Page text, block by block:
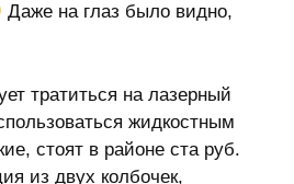
Даже на глаз было видно,
тратиться на лазерный
жидкостным
стоят в районе ста руб.
из двух колбочек,